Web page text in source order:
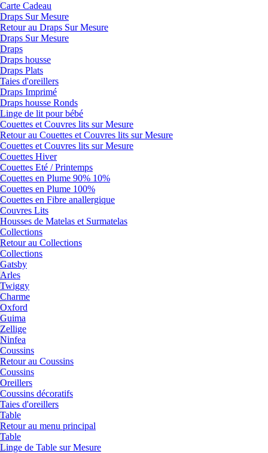
Carte Cadeau
Draps Sur Mesure
Retour au Draps Sur Mesure
Draps Sur Mesure
Draps
Draps housse
Draps Plats
Taies d'oreillers
Draps Imprimé
Draps housse Ronds
Linge de lit pour bébé
Couettes et Couvres lits sur Mesure
Retour au Couettes et Couvres lits sur Mesure
Couettes et Couvres lits sur Mesure
Couettes Hiver
Couettes Eté / Printemps
Couettes en Plume 90% 10%
Couettes en Plume 100%
Couettes en Fibre anallergique
Couvres Lits
Housses de Matelas et Surmatelas
Collections
Retour au Collections
Collections
Gatsby
Arles
Twiggy
Charme
Oxford
Guima
Zellige
Ninfea
Coussins
Retour au Coussins
Coussins
Oreillers
Coussins décoratifs
Taies d'oreillers
Table
Retour au menu principal
Table
Linge de Table sur Mesure